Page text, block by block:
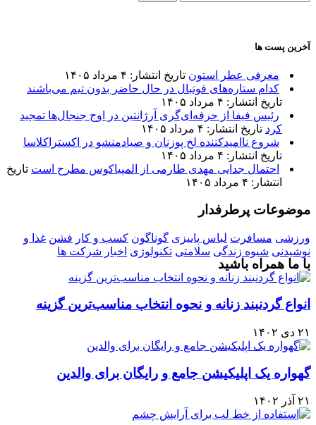
آخرین پست ها
معرفی عطر استون تاریخ انتشار: ۴ مرداد ۱۴۰۵
کدام ستاره‌های فوتبال در حال حاضر بدون تیم می‌باشند
تاریخ انتشار: ۴ مرداد ۱۴۰۵
رئیس فیفا از حرفه‌ای‌گری آرژانتین در اوج جنجال‌ها تمجید
کرد تاریخ انتشار: ۴ مرداد ۱۴۰۵
شروع ناامیدکننده لخ پوزنان و صیادمنشو در اکستراکلاسا
تاریخ انتشار: ۴ مرداد ۱۴۰۵
احتمال جدایی مهدی طارمی از المپیاکوس مطرح است تاریخ
انتشار: ۴ مرداد ۱۴۰۵
موضوعات پرطرفدار
ورزشی مسافرت لباس پاییزی گوناگون کسب و کار فشن غذا و
نوشیدنی شیوه زندگی سلامتی تکنولوژی اخبار شرکت ها
با ما همراه باشید
انواع گردنبند زنانه و نحوه انتخاب مناسب‌ترین گزینه
۲۱ دی ۱۴۰۲
گهواره یک اپلیکیشن جامع و رایگان برای والدین
۲۱ آذر ۱۴۰۲